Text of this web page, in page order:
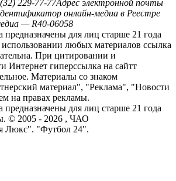
229-77-77Адрес электронной почты
онлайн-медиа в Реестре
— R40-06058
предназначены для лиц старше 21 года
любых материалов ссылка
При цитировании и
Интернет гиперссылка на сайтт
Материалы со знаком
материал", "Реклама", "Новости
на правах рекламы.
предназначены для лиц старше 21 года
© 2005 - 2026 , ЧАО
Люкс". "Футбол 24".